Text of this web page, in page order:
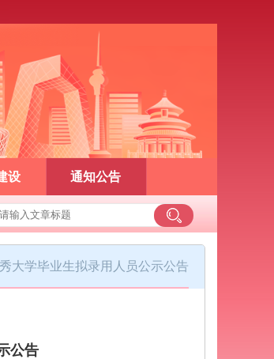
设 通知公告
大学毕业生拟录用人员公示公告
公告